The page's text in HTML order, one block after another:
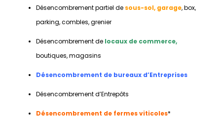
Désencombrement partiel de sous-sol, garage, box,
parking, combles, grenier
Désencombrement de locaux de commerce,
boutiques, magasins
Désencombrement de bureaux d’Entreprises
Désencombrement d’Entrepôts
Désencombrement de fermes viticoles*